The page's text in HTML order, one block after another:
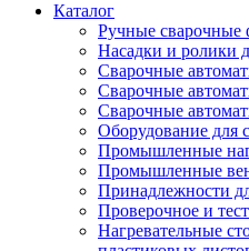
Каталог
Ручные сварочные
Насадки и ролики
Сварочные
Сварочные
Сварочные
Оборудование для
Промышленные
Промышленные
Принадлежности
Проверочное и
Нагревательные